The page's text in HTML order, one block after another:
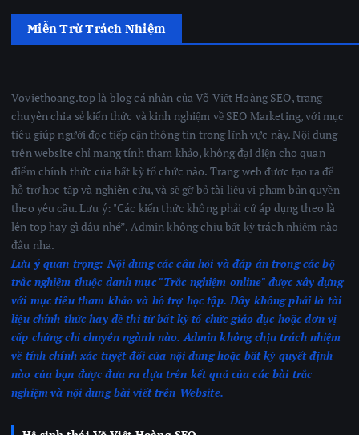
Miễn Trừ Trách Nhiệm
Voviethoang.top là blog cá nhân của Võ Việt Hoàng SEO, trang
chuyên chia sẻ kiến thức và kinh nghiệm về SEO Marketing, với mục
tiêu giúp người đọc tiếp cận thông tin trong lĩnh vực này. Nội dung
trên website chỉ mang tính tham khảo, không đại diện cho quan
điểm chính thức của bất kỳ tổ chức nào. Trang web được tạo ra để
hỗ trợ học tập và nghiên cứu, và sẽ gỡ bỏ tài liệu vi phạm bản quyền
theo yêu cầu. Lưu ý: "Các kiến thức không phải cứ áp dụng theo là
lên top hay gì đâu nhé”. Admin không chịu bất kỳ trách nhiệm nào
đâu nha.
Lưu ý quan trọng: Nội dung các câu hỏi và đáp án trong các bộ
trắc nghiệm thuộc danh mục "Trắc nghiệm online" được xây dựng
với mục tiêu tham khảo và hỗ trợ học tập. Đây không phải là tài
liệu chính thức hay đề thi từ bất kỳ tổ chức giáo dục hoặc đơn vị
cấp chứng chỉ chuyên ngành nào. Admin không chịu trách nhiệm
về tính chính xác tuyệt đối của nội dung hoặc bất kỳ quyết định
nào của bạn được đưa ra dựa trên kết quả của các bài trắc
nghiệmvà nội dung bài viết trên Website.